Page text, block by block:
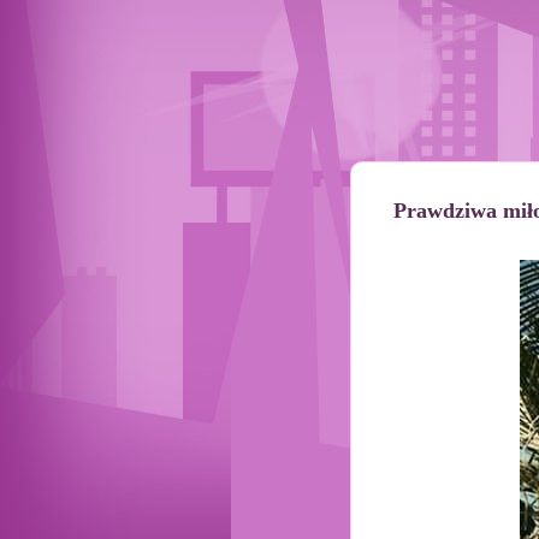
Prawdziwa